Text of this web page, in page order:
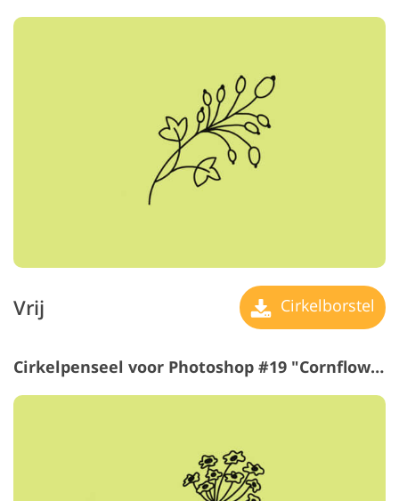
Vrij Cirkelborstel
Cirkelpenseel voor Photoshop #19 "Cornflower"